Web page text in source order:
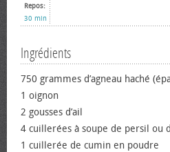
Repos:
30 min
Ingrédients
750 grammes d’agneau haché
1 oignon
2 gousses d’ail
4 cuillerées à soupe de persil ou
1 cuillerée de cumin en poudre